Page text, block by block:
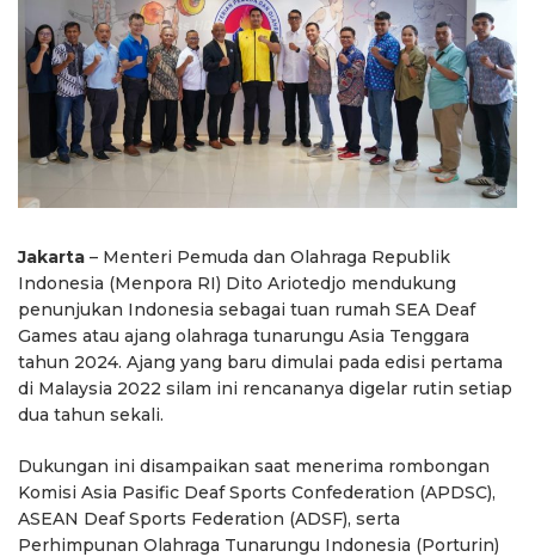
Jakarta – Menteri Pemuda dan Olahraga Republik
Indonesia (Menpora RI) Dito Ariotedjo mendukung
penunjukan Indonesia sebagai tuan rumah SEA Deaf
Games atau ajang olahraga tunarungu Asia Tenggara
tahun 2024. Ajang yang baru dimulai pada edisi pertama
di Malaysia 2022 silam ini rencananya digelar rutin setiap
dua tahun sekali.
Dukungan ini disampaikan saat menerima rombongan
Komisi Asia Pasific Deaf Sports Confederation (APDSC),
ASEAN Deaf Sports Federation (ADSF), serta
Perhimpunan Olahraga Tunarungu Indonesia (Porturin)